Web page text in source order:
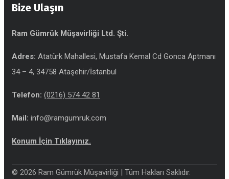
Bize Ulaşın
Ram Gümrük Müşavirliği Ltd. Şti.
Adres: Atatürk Mahallesi, Mustafa Kemal Cd Gonca Aptmanı
34 – 4, 34758 Ataşehir/İstanbul
Telefon: (0216) 574 42 81
Mail: info@ramgumruk.com
Konum İçin Tıklayınız.
© 2026 Ram Gümrük Müşavirliği | Tüm Hakları Saklıdır.